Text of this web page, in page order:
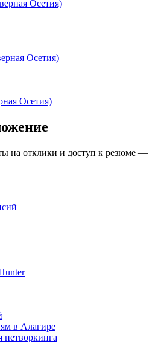
Осетия)
Осетия)
Осетия)
на отклики и доступ к резюме —
в Алагире
нетворкинга